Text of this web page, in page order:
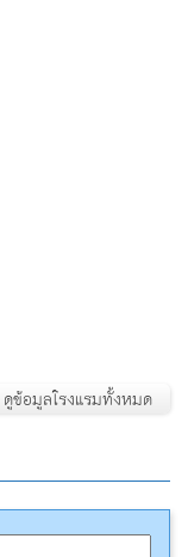
ดูข้อมูลโรงแรมทั้งหมด